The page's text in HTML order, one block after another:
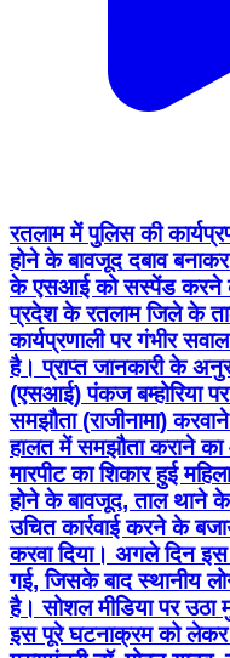
रतलाम में पुलिस की
होने के बावजूद दबाव
के एसआई को सस्पेंड करने
प्रदेश के रतलाम जिले के
कार्यप्रणाली पर गंभीर
है। प्राप्त जानकारी के
(एसआई) पंकज बम्होरिया
समझौता (राजीनामा)
हालत में समझौता कराने
मारपीट का शिकार हुई
होने के बावजूद, ताल थाने
उचित कार्रवाई करने के
करवा दिया। अगले दिन
गई, जिसके बाद स्थानीय
है। सोशल मीडिया पर उठा
इस पूरे घटनाक्रम को लेकर